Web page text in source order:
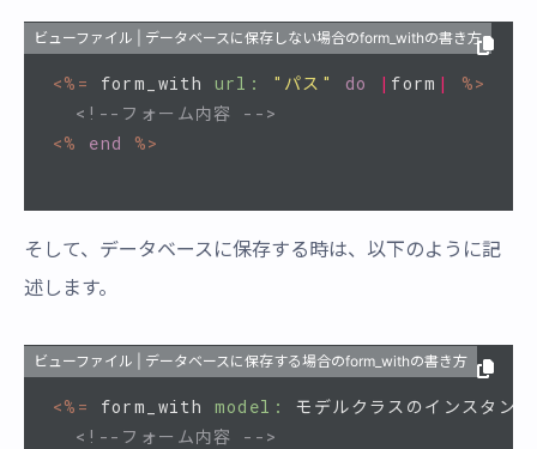
ビューファイル | データベースに保存しない場合のform_withの書き方
<%= form_with url: "パス" do | form |
%>
<!--フォーム内容 -->
<%
end %>
そして、データベースに保存する時は、以下のように記
述します。
ビューファイル | データベースに保存する場合のform_withの書き方
<%= form_with model: モデルクラスのインスタンス
<!--フォーム内容 -->